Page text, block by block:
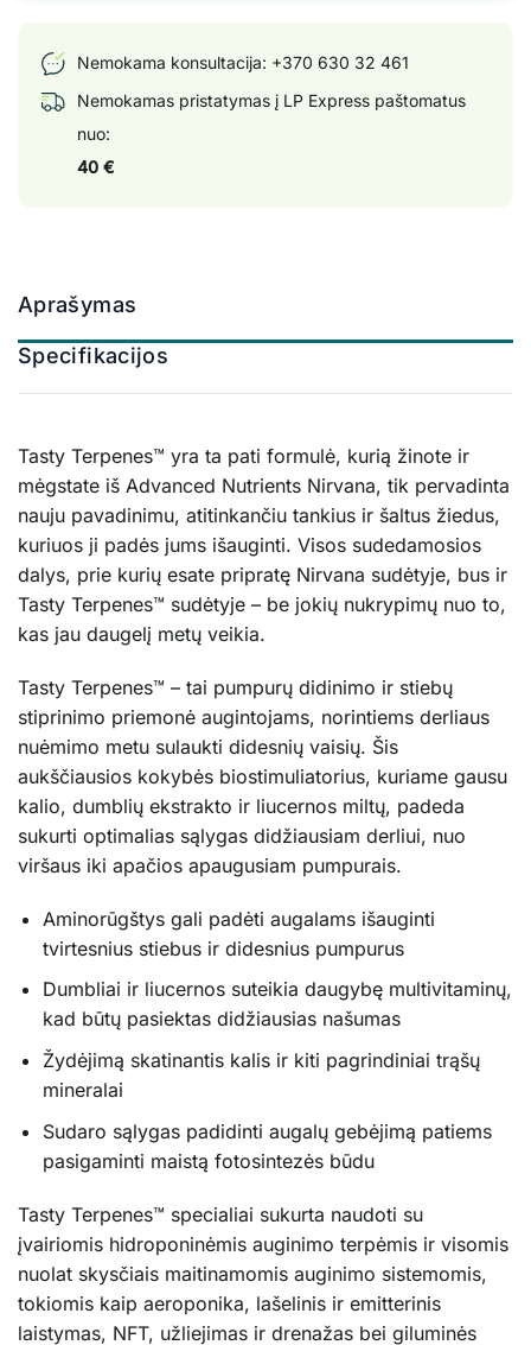
Nemokama konsultacija: +370 630 32 461
Nemokamas pristatymas į LP Express paštomatus
nuo:
40 €
Aprašymas
Specifikacijos
Tasty Terpenes™ yra ta pati formulė, kurią žinote ir
mėgstate iš Advanced Nutrients Nirvana, tik pervadinta
nauju pavadinimu, atitinkančiu tankius ir šaltus žiedus,
kuriuos ji padės jums išauginti. Visos sudedamosios
dalys, prie kurių esate pripratę Nirvana sudėtyje, bus ir
Tasty Terpenes™ sudėtyje – be jokių nukrypimų nuo to,
kas jau daugelį metų veikia.
Tasty Terpenes™ – tai pumpurų didinimo ir stiebų
stiprinimo priemonė augintojams, norintiems derliaus
nuėmimo metu sulaukti didesnių vaisių. Šis
aukščiausios kokybės biostimuliatorius, kuriame gausu
kalio, dumblių ekstrakto ir liucernos miltų, padeda
sukurti optimalias sąlygas didžiausiam derliui, nuo
viršaus iki apačios apaugusiam pumpurais.
Aminorūgštys gali padėti augalams išauginti
tvirtesnius stiebus ir didesnius pumpurus
Dumbliai ir liucernos suteikia daugybę multivitaminų,
kad būtų pasiektas didžiausias našumas
Žydėjimą skatinantis kalis ir kiti pagrindiniai trąšų
mineralai
Sudaro sąlygas padidinti augalų gebėjimą patiems
pasigaminti maistą fotosintezės būdu
Tasty Terpenes™ specialiai sukurta naudoti su
įvairiomis hidroponinėmis auginimo terpėmis ir visomis
nuolat skysčiais maitinamomis auginimo sistemomis,
tokiomis kaip aeroponika, lašelinis ir emitterinis
laistymas, NFT, užliejimas ir drenažas bei giluminės